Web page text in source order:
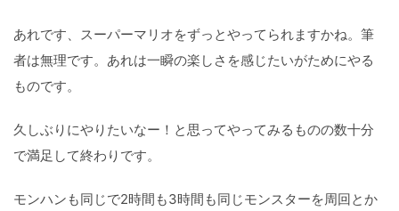
あれです、スーパーマリオをずっとやってられますかね。筆
者は無理です。あれは一瞬の楽しさを感じたいがためにやる
ものです。
久しぶりにやりたいなー！と思ってやってみるものの数十分
で満足して終わりです。
モンハンも同じで2時間も3時間も同じモンスターを周回とか